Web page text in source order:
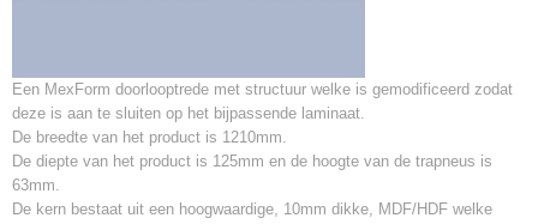
Een MexForm doorlooptrede met structuur welke is gemodificeerd zodat
deze is aan te sluiten op het bijpassende laminaat.
De breedte van het product is 1210mm.
De diepte van het product is 125mm en de hoogte van de trapneus is
63mm.
De kern bestaat uit een hoogwaardige, 10mm dikke, MDF/HDF welke